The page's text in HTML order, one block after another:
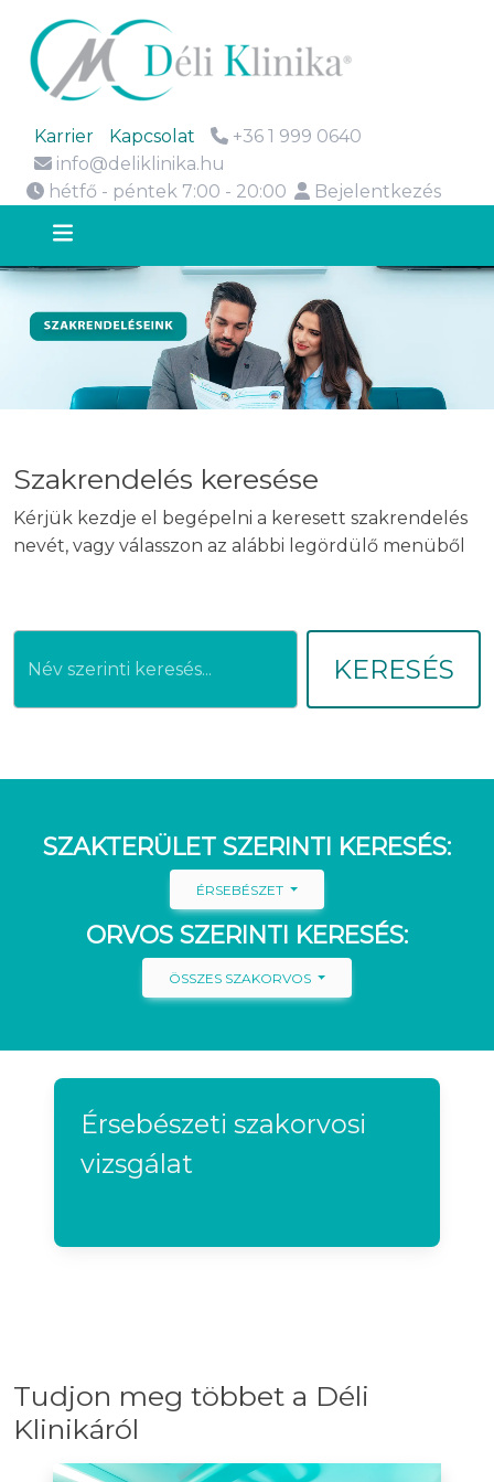
Karrier Kapcsolat
+36 1 999 0640
info@deliklinika.hu
hétfő - péntek 7:00 - 20:00
Bejelentkezés
Szakrendelés keresése
Kérjük kezdje el begépelni a keresett szakrendelés
nevét, vagy válasszon az alábbi legördülő menüből
KERESÉS
SZAKTERÜLET SZERINTI KERESÉS:
ÉRSEBÉSZET
ORVOS SZERINTI KERESÉS:
ÖSSZES SZAKORVOS
Érsebészeti szakorvosi
vizsgálat
Tudjon meg többet a Déli
Klinikáról